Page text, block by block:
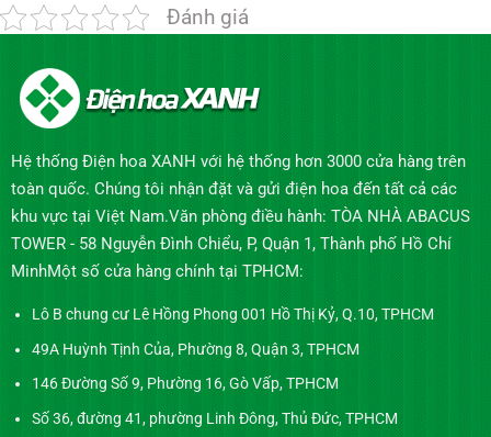
Đánh giá
Hệ thống Điện hoa XANH với hệ thống hơn 3000 cửa hàng trên
toàn quốc. Chúng tôi nhận đặt và gửi điện hoa đến tất cả các
khu vực tại Việt Nam.Văn phòng điều hành: TÒA NHÀ ABACUS
TOWER - 58 Nguyễn Đình Chiểu, P, Quận 1, Thành phố Hồ Chí
MinhMột số cửa hàng chính tại TPHCM:
Lô B chung cư Lê Hồng Phong 001 Hồ Thị Kỷ, Q.10, TPHCM
49A Huỳnh Tịnh Của, Phường 8, Quận 3, TPHCM
146 Đường Số 9, Phường 16, Gò Vấp, TPHCM
Số 36, đường 41, phường Linh Đông, Thủ Đức, TPHCM